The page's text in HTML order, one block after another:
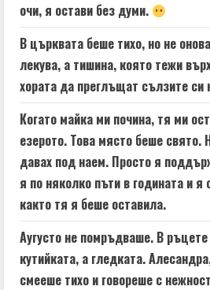
очи, я остави без думи.
В църквата беше тихо, но не
лекува, а тишина, която тежи
хората да преглъщат сълзите си
Когато майка ми почина, тя ми
езерото. Това място беше свято.
давах под наем. Просто я
я по няколко пъти в годината и я
както тя я беше оставила.
Аугусто не помръдваше. В
кутийката, а гледката.
смееше тихо и говореше с